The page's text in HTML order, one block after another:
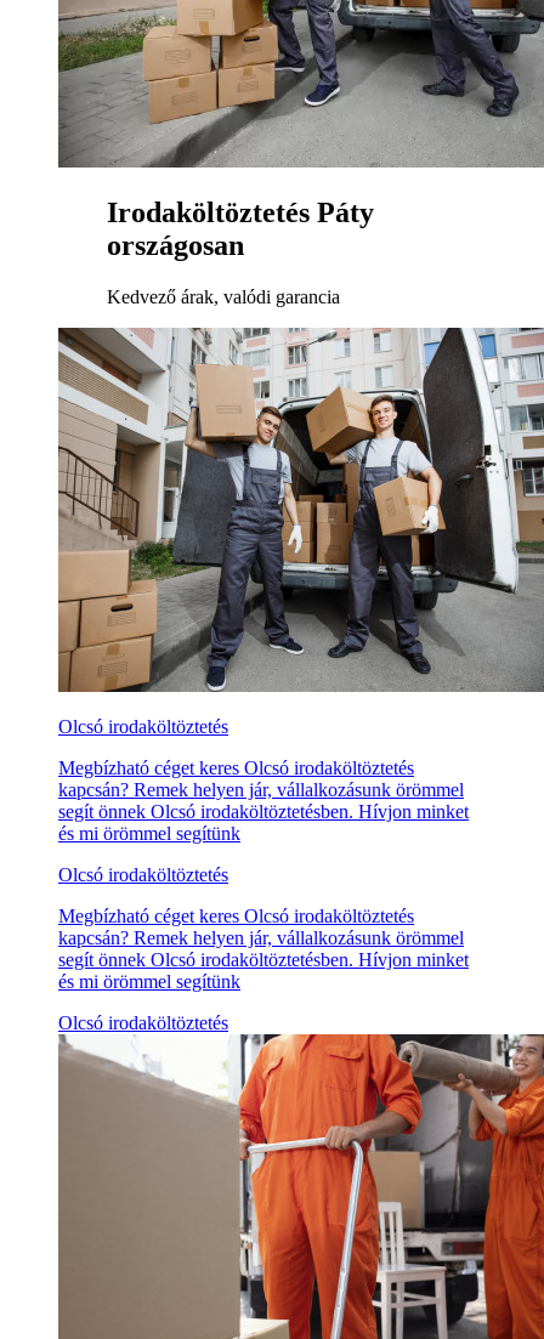
Irodaköltöztetés Páty
országosan
Kedvező árak, valódi garancia
Olcsó irodaköltöztetés
Megbízható céget keres Olcsó irodaköltöztetés
kapcsán? Remek helyen jár, vállalkozásunk örömmel
segít önnek Olcsó irodaköltöztetésben. Hívjon minket
és mi örömmel segítünk
Olcsó irodaköltöztetés
Megbízható céget keres Olcsó irodaköltöztetés
kapcsán? Remek helyen jár, vállalkozásunk örömmel
segít önnek Olcsó irodaköltöztetésben. Hívjon minket
és mi örömmel segítünk
Olcsó irodaköltöztetés